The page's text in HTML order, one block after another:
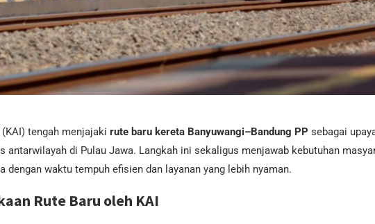
tengah menjajaki rute baru kereta Banyuwangi–Bandung PP sebagai
antarwilayah di Pulau Jawa. Langkah ini sekaligus menjawab kebutuhan
dengan waktu tempuh efisien dan layanan yang lebih nyaman.
Rute Baru oleh KAI